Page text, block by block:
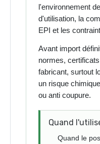
l'environnement
d'utilisation, la
EPI et les
Avant import
normes,
fabricant, surtout
un risque
ou anti coupure.
Quand
Quand le